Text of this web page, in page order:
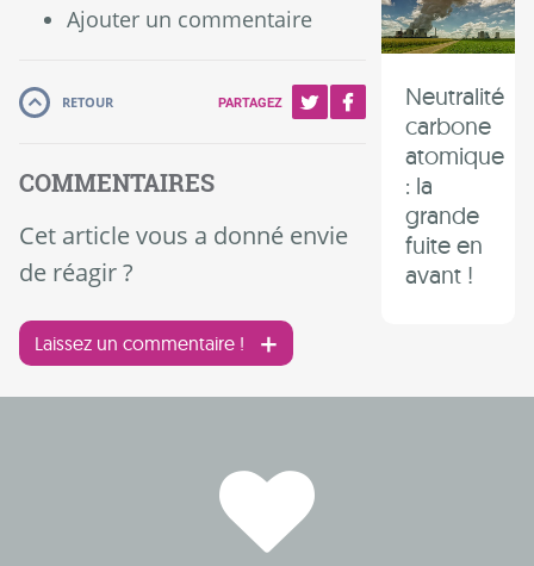
Neutralité
carbone
atomique
: la
grande
fuite en
avant !
Ajouter un commentaire
RETOUR PARTAGEZ
COMMENTAIRES
Cet article vous a donné envie
de réagir ?
Laissez un commentaire !